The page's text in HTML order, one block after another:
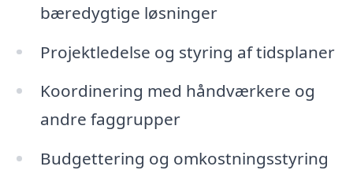
bæredygtige løsninger
Projektledelse og styring af tidsplaner
Koordinering med håndværkere og
andre faggrupper
Budgettering og omkostningsstyring